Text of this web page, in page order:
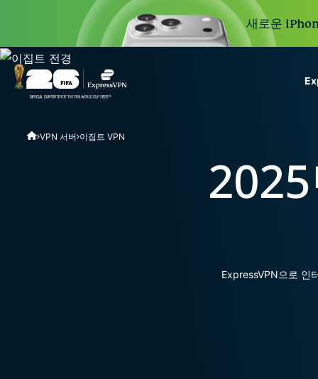
새로운
scale.
VPN 서버 이집트 VPN
ExpressVPN으로 인